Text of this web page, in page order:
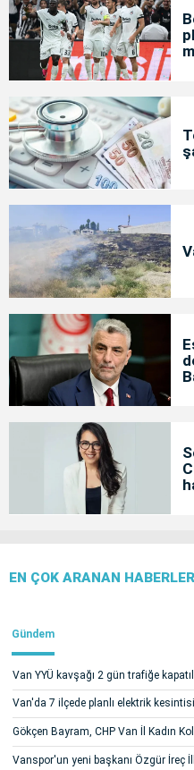
EN ÇOK ARANAN HABERLER
Gündem
Van YYÜ kavşağı 2 gün trafiğe
Van'da 7 ilçede planlı elektrik
Gökçen Bayram, CHP Van İl Kadın
Vanspor'un yeni başkanı Özgür İreç